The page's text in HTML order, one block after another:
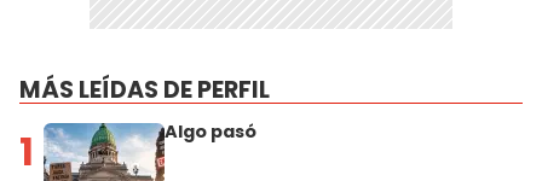
MÁS LEÍDAS DE PERFIL
1 Algo pasó